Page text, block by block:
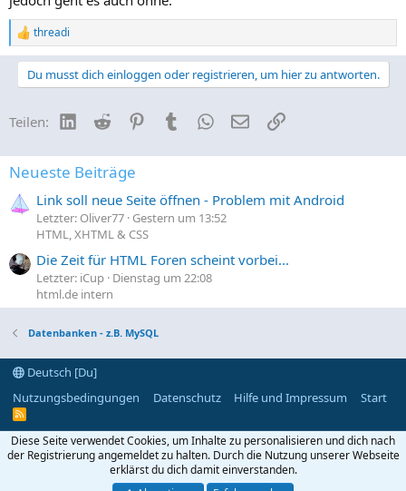
R
e
a
o
e
n
:
threadi
Du musst dich einloggen oder registrieren, um hier zu antworten.
Teilen: LinkedIn
Reddit PinterestTumblrWhatsApp
E-MailLink
Neueste Beiträge
Link soll neue Seite öffnen - Problem mit Android
Letzter: Oliver77 Gestern um 13:52
HTML, XHTML & CSS
Die Zeit für HTML Foren scheint vorbei...
Letzter: iCup Dienstag um 22:08
html.de intern
Datenbanken - z.B. MySQL
Deutsch [Du]
Nutzungsbedingungen
Datenschutz Hilfe und Impressum Start
R
S
Diese Seite verwendet Cookies, um Inhalte zu personalisieren und dich nach
der Registrierung angemeldet zu halten. Durch die Nutzung unserer Webseite
erklärst du dich damit einverstanden.